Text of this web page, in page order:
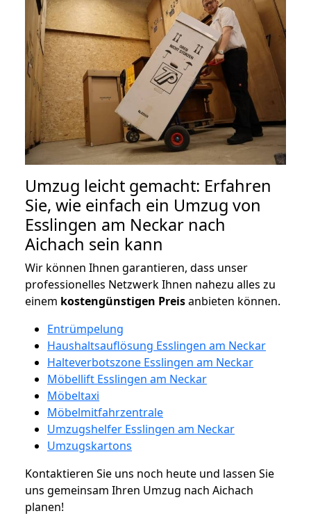
Umzug leicht gemacht: Erfahren
Sie, wie einfach ein Umzug von
Esslingen am Neckar nach
Aichach sein kann
Wir können Ihnen garantieren, dass unser
professionelles Netzwerk Ihnen nahezu alles zu
einem kostengünstigen Preisanbieten können.
Entrümpelung
Haushaltsauflösung Esslingen am Neckar
Halteverbotszone Esslingen am Neckar
Möbellift Esslingen am Neckar
Möbeltaxi
Möbelmitfahrzentrale
Umzugshelfer Esslingen am Neckar
Umzugskartons
Kontaktieren Sie uns noch heute und lassen Sie
uns gemeinsam Ihren Umzug nach Aichach
planen!